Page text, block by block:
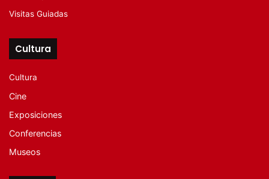
Visitas Guiadas
Cultura
Cultura
Cine
Exposiciones
Conferencias
Museos